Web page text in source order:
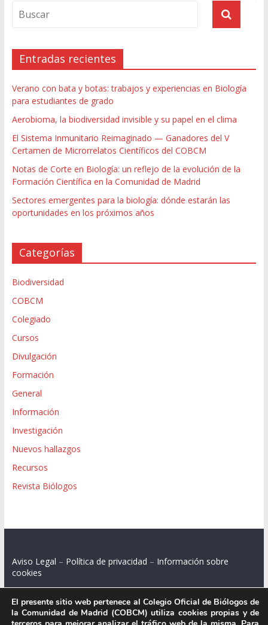
Entradas recientes
Verano con bata y botas: trabajos y experiencias en Biología
para estudiantes de grado
Aerobioma, la biodiversidad invisible y su papel en el clima
El Sistema Inmunitario Reimaginado — Ganadores del V
Certamen de Microrrelatos Científicos del COBCM
Notas de Corte en Biología: un reflejo de la evolución de la
Formación Científica en la Comunidad de Madrid
Sectores emergentes para la biología: dónde estarán las
oportunidades en los próximos años
Categorías
Biodiversidad
COBCM
Colegiado
Cursos
Divulgación
Formación
General
Información
Investigación
Nuevos hallazgos
Recursos
Revista Biólogos
Aviso Legal – Política de privacidad – Información sobre
cookies
El presente sitio web pertenece al Colegio Oficial de Biólogos de
la Comunidad de Madrid (COBCM) utiliza cookies propias y de